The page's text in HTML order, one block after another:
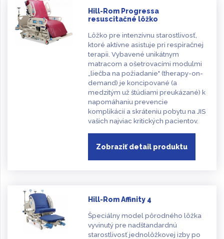
Hill-Rom Progressa
resuscitačné lôžko
Lôžko pre intenzívnu starostlivosť,
ktoré aktívne asistuje pri respiračnej
terapii. Vybavené unikátnym
matracom a ošetrovacími modulmi
„liečba na požiadanie" (therapy-on-
demand) je koncipované (a
medzitým už štúdiami preukázané) k
napomáhaniu prevencie
komplikácií a skráteniu pobytu na JIS
vašich najviac kritických pacientov.
Zobraziť detail produktu
Hill-Rom Affinity 4
Špeciálny model pôrodného lôžka
vyvinutý pre nadštandardnú
starostlivosť jednolôžkovej izby po